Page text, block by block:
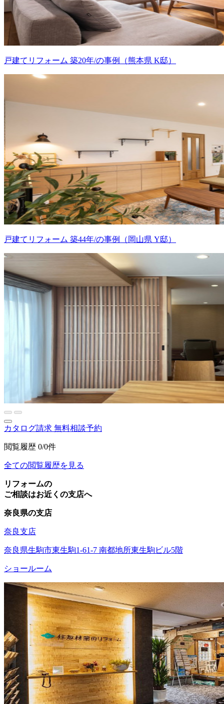
戸建てリフォーム 築20年/の事例（熊本県 K邸）
戸建てリフォーム 築44年/の事例（岡山県 Y邸）
カタログ請求 無料相談予約
閲覧履歴 0/0件
全ての閲覧履歴を見る
リフォームの
ご相談はお近くの支店へ
奈良県の支店
奈良支店
奈良県生駒市東生駒1-61-7 南都地所東生駒ビル5階
ショールーム